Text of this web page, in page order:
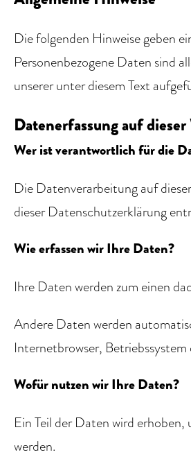
Die folgenden Hinweise geben
Personenbezogene Daten sind
unserer unter diesem Text
Datenerfassung auf
Wer ist verantwortlich für die
Die Datenverarbeitung auf
dieser Datenschutzerklärung
Wie erfassen wir Ihre Daten?
Ihre Daten werden zum einen
Andere Daten werden
Internetbrowser,
Wofür nutzen wir Ihre Daten?
Ein Teil der Daten wird
werden.